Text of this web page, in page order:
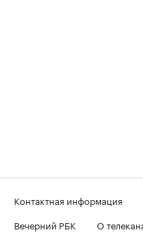
Контактная информация
Вечерний РБК
О